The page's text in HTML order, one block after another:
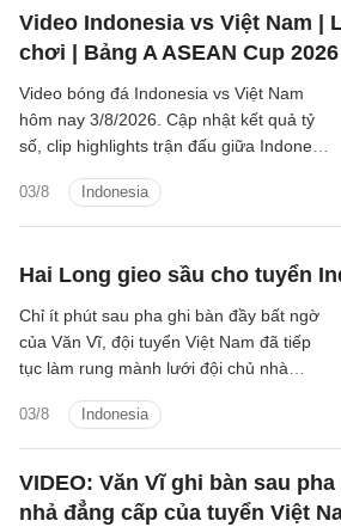
Video Indonesia vs Việt Nam |
chơi | Bảng A ASEAN Cup 2026
03/8 Indonesia
Video bóng đá Indonesia vs Việt Nam
hôm nay 3/8/2026. Cập nhật kết quả tỷ
số, clip highlights trận đấu giữa Indonesia
Hai Long gieo sầu cho tuyển
03/8 Indonesia
Chỉ ít phút sau pha ghi bàn đầy bất ngờ
của Văn Vĩ, đội tuyển Việt Nam đã tiếp
tục làm rung mành lưới đội chủ nhà
Nguyễn Hai Long.
VIDEO: Văn Vĩ ghi bàn sau
nhả đẳng cấp của tuyển Việt